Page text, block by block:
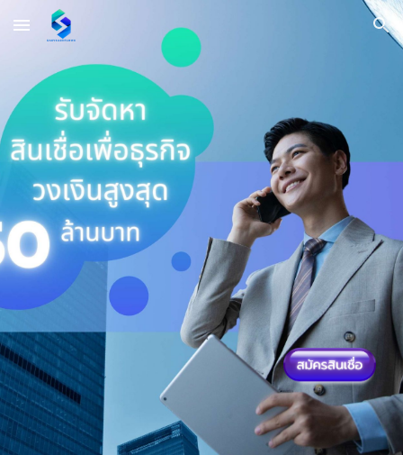
Skip to main content Skip to navigation